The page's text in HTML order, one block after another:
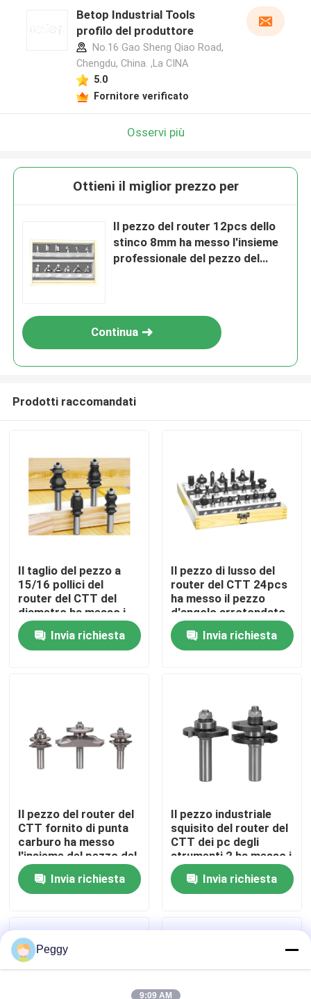
Casa
Prodotti
Giro della fabbrica
Controllo di qualità
Contattici
Richieda una citazione
Pezzo del router di profilo
Punta per router comune
Betop Industrial Tools
profilo del produttore
No.16 Gao Sheng Qiao Road,
Chengdu, China. ,La CINA
5.0
Fornitore verificato
Osservi più
Ottieni il miglior prezzo per
Il pezzo del router 12pcs dello
stinco 8mm ha messo l'insieme
professionale del pezzo del
Continua
Prodotti raccomandati
Il taglio del pezzo a
15/16 pollici del
router del CTT del
diametro ha messo i
pezzi del router del
modanatura di fronte
4pcs
Invia richiesta
Il pezzo di lusso del
router del CTT 24pcs
ha messo il pezzo
d'angolo arrotondato
del router della
falegnameria
Invia richiesta
Il pezzo del router del
CTT fornito di punta
carburo ha messo
l'insieme del pezzo del
router del pannello
sollevato 3pcs
Invia richiesta
Il pezzo industriale
squisito del router del
CTT dei pc degli
strumenti 2 ha messo i
pezzi del router del
maschio e femmina
Invia richiesta
Peggy
9:09 AM